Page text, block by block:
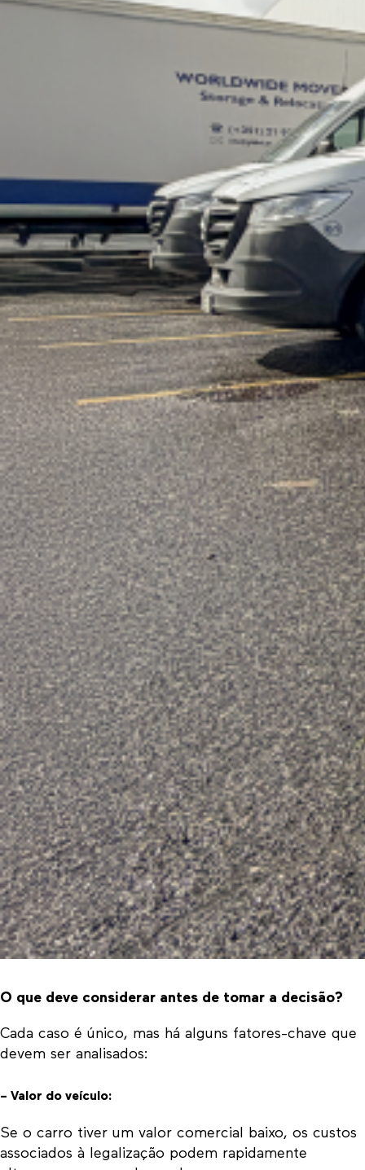
O que deve considerar antes de tomar a decisão?
Cada caso é único, mas há alguns fatores-chave que
devem ser analisados:
– Valor do veículo:
Se o carro tiver um valor comercial baixo, os custos
associados à legalização podem rapidamente